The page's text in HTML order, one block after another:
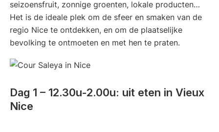
seizoensfruit, zonnige groenten, lokale producten…
Het is de ideale plek om de sfeer en smaken van de
regio Nice te ontdekken, en om de plaatselijke
bevolking te ontmoeten en met hen te praten.
Dag 1 – 12.30u-2.00u: uit eten in Vieux
Nice